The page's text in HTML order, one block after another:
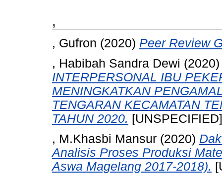
,
, Gufron (2020) Peer Review
, Habibah Sandra Dewi
INTERPERSONAL IBU
MENINGKATKAN
TENGARAN KECAMATAN
TAHUN 2020. [UNSPECIFIED]
, M.Khasbi Mansur (2020)
Analisis Proses Produksi
Aswa Magelang 2017-2018).